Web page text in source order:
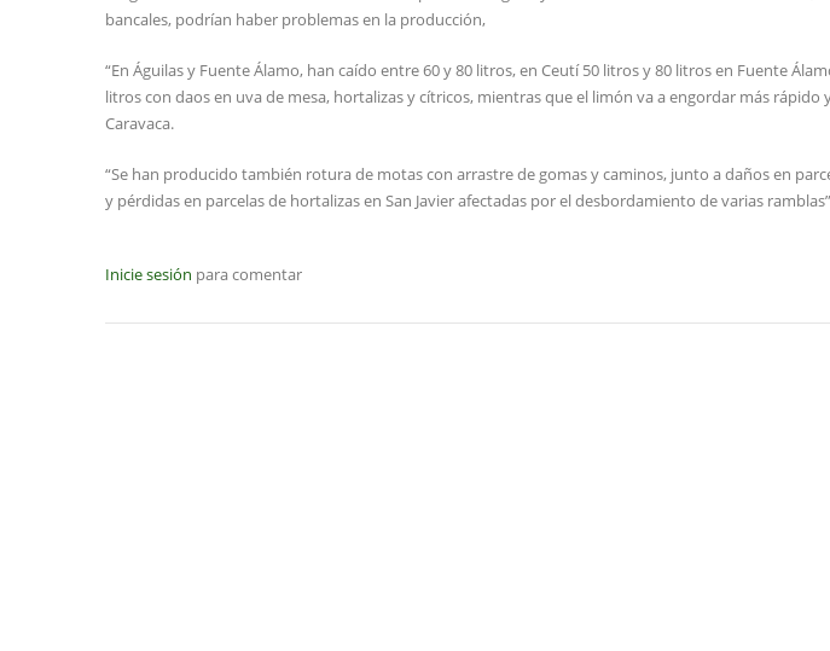
bancales, podrían haber problemas en la producción,
“En Águilas y Fuente Álamo, han caído entre 60 y 80 litros, en Ceutí 50 litros y 80 litros en Fuente
litros con daos en uva de mesa, hortalizas y cítricos, mientras que el limón va a engordar más rápido
Caravaca.
“Se han producido también rotura de motas con arrastre de gomas y caminos, junto a daños en
y pérdidas en parcelas de hortalizas en San Javier afectadas por el desbordamiento de varias
Inicie sesión para comentar